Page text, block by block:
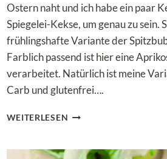
Ostern naht und ich habe ein paar
Spiegelei-Kekse, um genau zu sein.
frühlingshafte Variante der
Farblich passend ist hier eine
verarbeitet. Natürlich ist meine
Carb und glutenfrei….
WEITERLESEN LECKERE
SPIEGELEI-